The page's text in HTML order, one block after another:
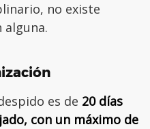
no existe
alguna.
es de 20 días
con un máximo de